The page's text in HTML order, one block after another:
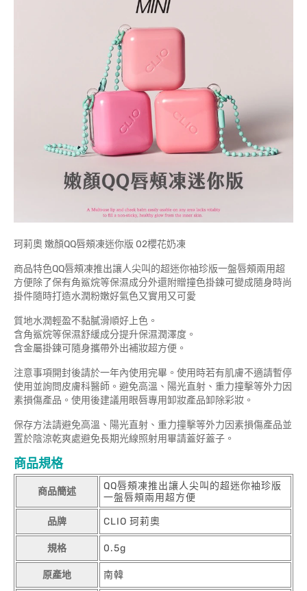
珂莉奧 嫩顏QQ唇頰凍迷你版 02櫻花奶凍
商品特色QQ唇頰凍推出讓人尖叫的超迷你袖珍版一盤唇頰兩用超
方便除了保有角鯊烷等保濕成分外還附贈撞色掛鍊可變成隨身時尚
掛件隨時打造水潤粉嫩好氣色又實用又可愛
質地水潤輕盈不黏膩滑順好上色。
含角鯊烷等保濕舒緩成分提升保濕潤澤度。
含金屬掛鍊可隨身攜帶外出補妝超方便。
注意事項開封後請於一年內使用完畢。使用時若有肌膚不適請暫停
使用並詢問皮膚科醫師。避免高溫、陽光直射、重力撞擊等外力因
素損傷產品。使用後建議用眼唇專用卸妝產品卸除彩妝。
保存方法請避免高溫、陽光直射、重力撞擊等外力因素損傷產品並
置於陰涼乾爽處避免長期光線照射用畢請蓋好蓋子。
商品規格
商品簡述
QQ唇頰凍推出讓人尖叫的超迷你袖珍版
一盤唇頰兩用超方便
品牌 CLIO 珂莉奧
規格 0.5g
原產地 南韓